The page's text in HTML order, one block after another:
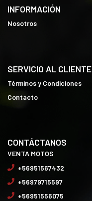
INFORMACIÓN
Nosotros
SERVICIO AL CLIENTE
Términos y Condiciones
Contacto
CONTÁCTANOS
VENTA MOTOS
+56951567432
+56979715597
+56951556075